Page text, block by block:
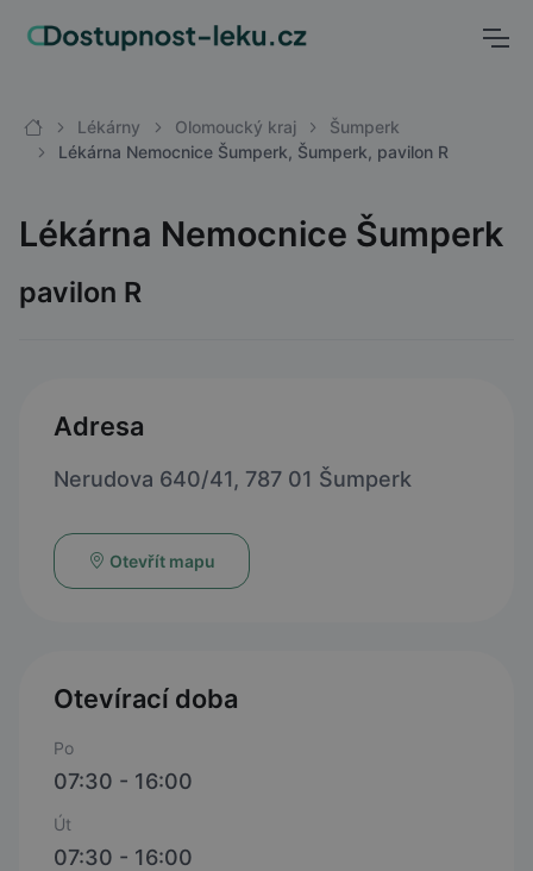
Lékárny Olomoucký kraj
Šumperk
Lékárna Nemocnice Šumperk, Šumperk, pavilon R
Lékárna Nemocnice Šumperk
pavilon R
Adresa
Nerudova 640/41, 787 01 Šumperk
Otevřít mapu
Otevírací doba
Po
07:30 - 16:00
Út
07:30 - 16:00